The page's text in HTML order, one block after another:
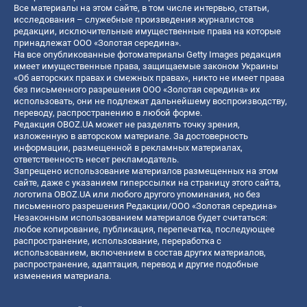
Все материалы на этом сайте, в том числе интервью, статьи,
исследования – служебные произведения журналистов
редакции, исключительные имущественные права на которые
принадлежат ООО «Золотая середина».
На все опубликованные фотоматериалы Getty Images редакция
имеет имущественные права, защищаемые законом Украины
«Об авторских правах и смежных правах», никто не имеет права
без письменного разрешения ООО «Золотая середина» их
использовать, они не подлежат дальнейшему воспроизводству,
переводу, распространению в любой форме.
Редакция OBOZ.UA может не разделять точку зрения,
изложенную в авторском материале. За достоверность
информации, размещенной в рекламных материалах,
ответственность несет рекламодатель.
Запрещено использование материалов размещенных на этом
сайте, даже с указанием гиперссылки на страницу этого сайта,
логотипа OBOZ.UA или любого другого упоминания, но без
письменного разрешения Редакции/ООО «Золотая середина»
Незаконным использованием материалов будет считаться:
любое копирование, публикация, перепечатка, последующее
распространение, использование, переработка с
использованием, включением в состав других материалов,
распространение, адаптация, перевод и другие подобные
изменения материала.